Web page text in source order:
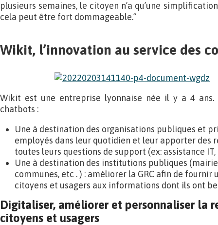
plusieurs semaines, le citoyen n’a qu’une
cela peut être fort dommageable.”
Wikit, l’innovation au service des
Wikit est une entreprise lyonnaise née il y a 4 ans.
chatbots :
Une à destination des organisations publiques et
employés dans leur quotidien et leur apporter des
toutes leurs questions de support (ex: assistance IT,
Une à destination des institutions publiques
communes, etc . ) : améliorer la GRC afin de fournir
citoyens et usagers aux informations dont ils ont
Digitaliser, améliorer et personnaliser la
citoyens et usagers